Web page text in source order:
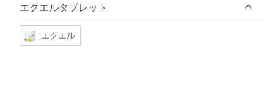
エクエルタブレット
エクエル